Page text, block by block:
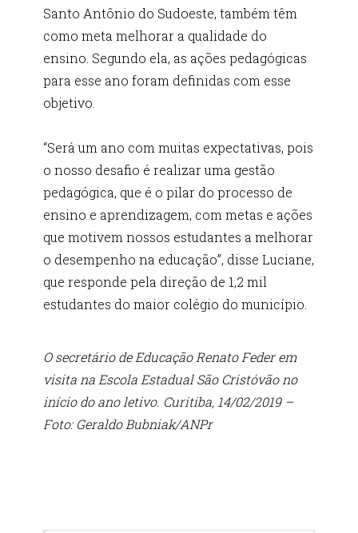
Santo Antônio do Sudoeste, também têm
como meta melhorar a qualidade do
ensino. Segundo ela, as ações pedagógicas
para esse ano foram definidas com esse
objetivo.
“Será um ano com muitas expectativas, pois
o nosso desafio é realizar uma gestão
pedagógica, que é o pilar do processo de
ensino e aprendizagem, com metas e ações
que motivem nossos estudantes a melhorar
o desempenho na educação”, disse Luciane,
que responde pela direção de 1,2 mil
estudantes do maior colégio do município.
O secretário de Educação Renato Feder em
visita na Escola Estadual São Cristóvão no
início do ano letivo. Curitiba, 14/02/2019 –
Foto: Geraldo Bubniak/ANPr